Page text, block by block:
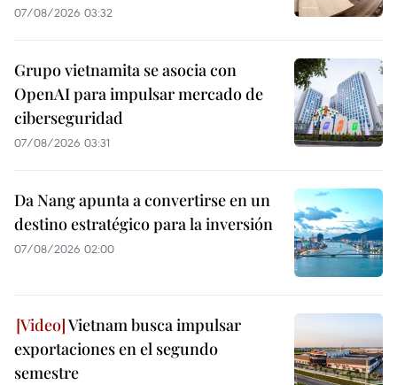
07/08/2026 03:32
Grupo vietnamita se asocia con
OpenAI para impulsar mercado de
ciberseguridad
07/08/2026 03:31
Da Nang apunta a convertirse en un
destino estratégico para la inversión
07/08/2026 02:00
Vietnam busca impulsar
exportaciones en el segundo
semestre